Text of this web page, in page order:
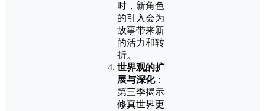
时，新角色
的引入会为
故事带来新
的活力和转
折。
世界观的扩
展与深化：
第三季揭示
修真世界更